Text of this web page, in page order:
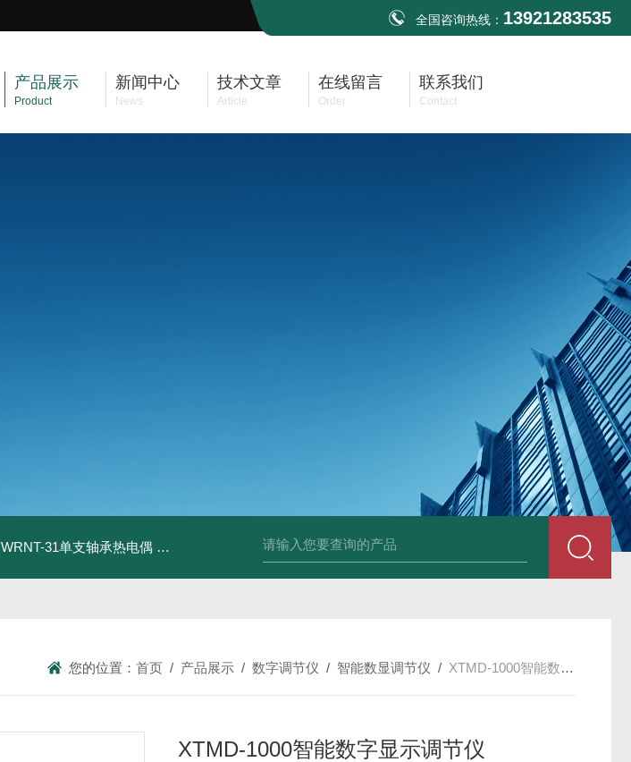
全国咨询热线： 13921283535
产品展示
Product
新闻中心
News
技术文章
Article
在线留言
Order
联系我们
Contact
WRNT-31单支轴承热电偶 WZP-731套管式热电阻 WZP2-731套管式热电阻 塑料液面计
您的位置：首页 / 产品展示 /数字调节仪 / 智能数显调节仪 / XTMD-1000智能数字显示调节仪
XTMD-1000智能数字显示调节仪